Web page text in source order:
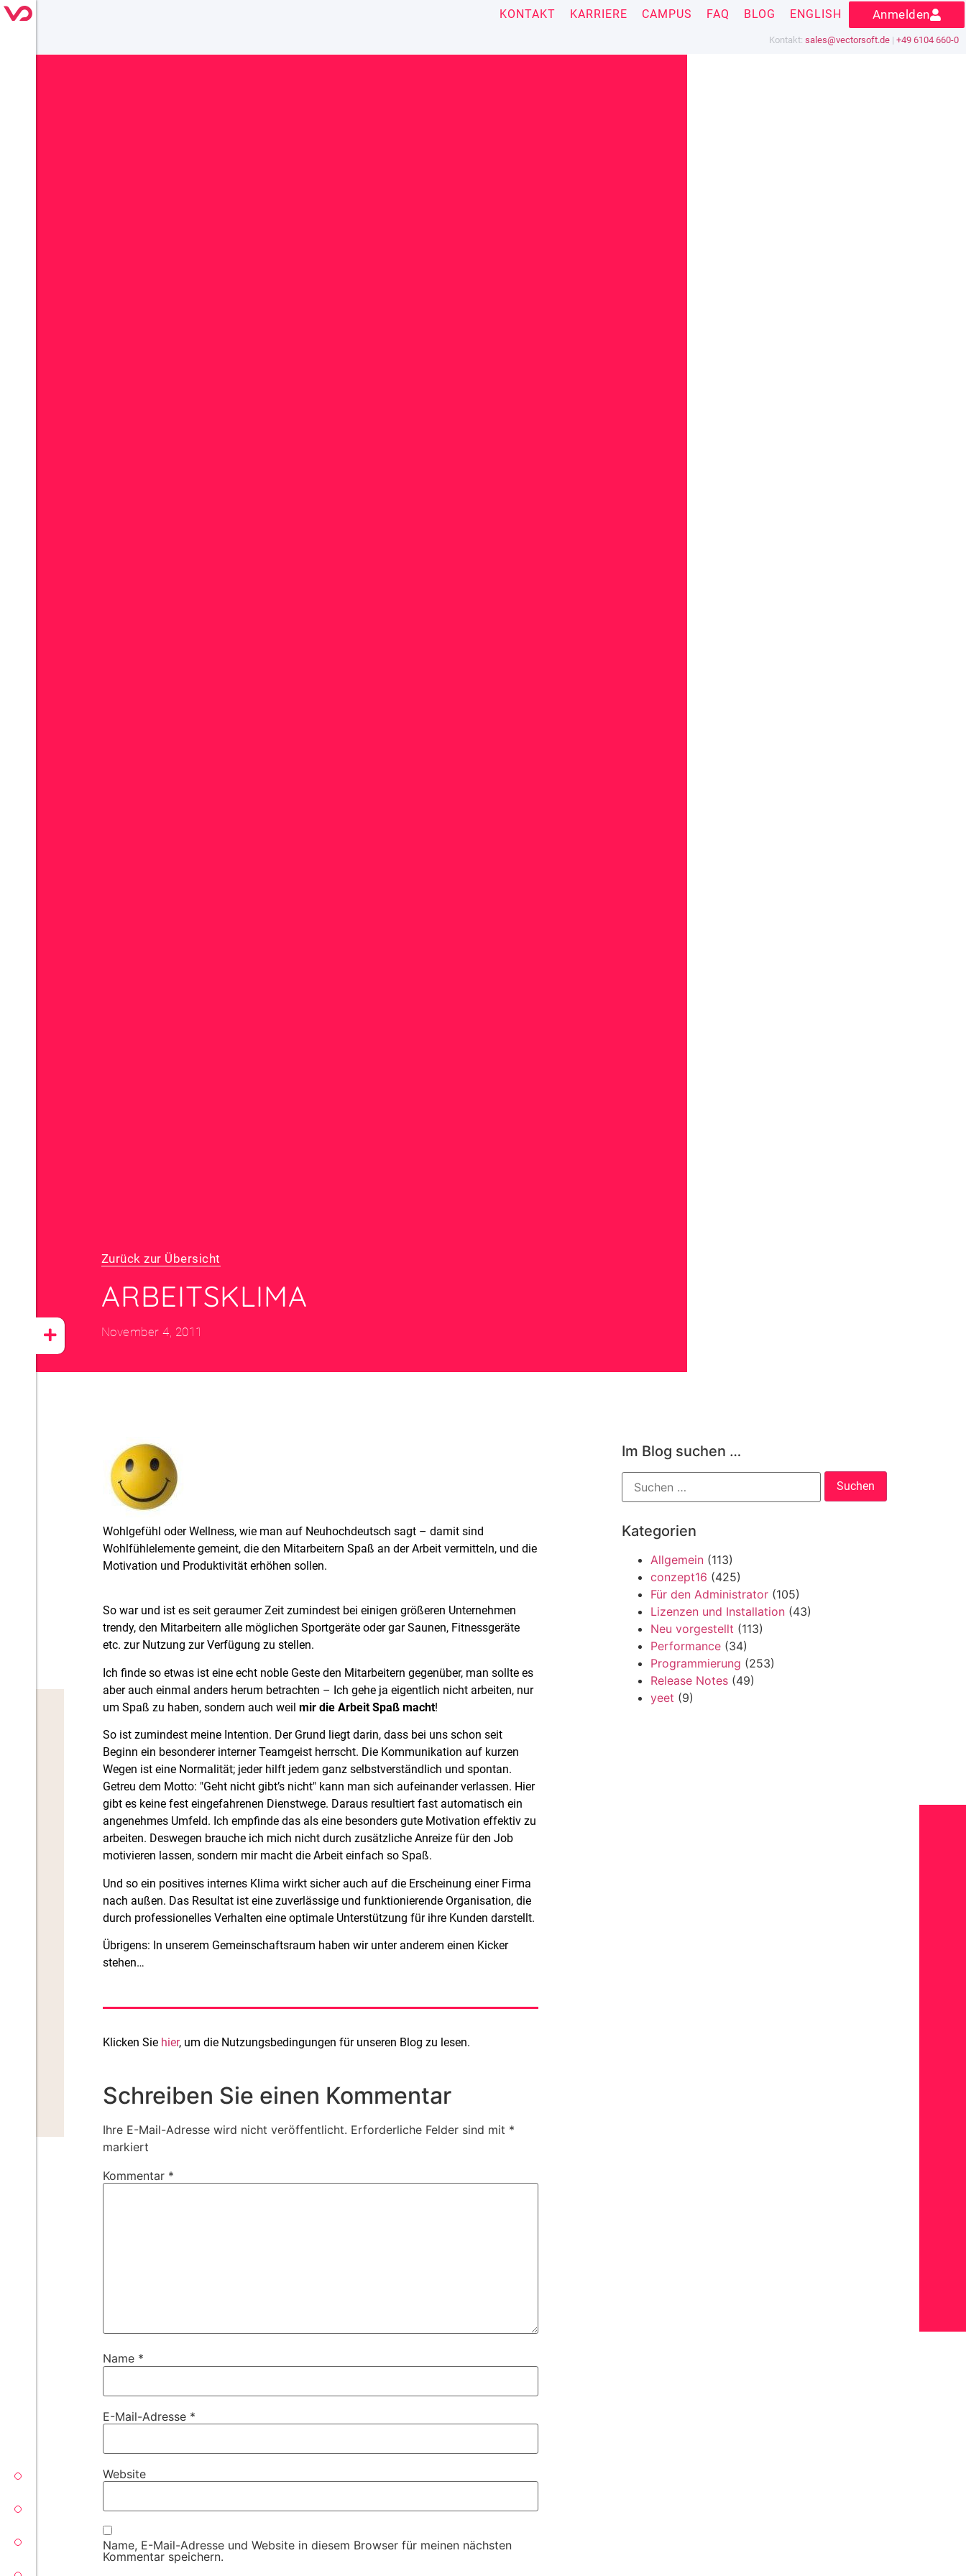
VECTORSOFT
CONZEPT 16
Kontakt: sales@vectorsoft.de | +49 6104 660-0
KONTAKT KARRIERE CAMPUS FAQ BLOG ENGLISH Anmelden
Zurück zur Übersicht
ARBEITSKLIMA
November 4, 2011
Wohlgefühl oder Wellness, wie man auf Neuhochdeutsch sagt – damit sind
Wohlfühlelemente gemeint, die den Mitarbeitern Spaß an der Arbeit vermitteln, und die
Motivation und Produktivität erhöhen sollen.
So war und ist es seit geraumer Zeit zumindest bei einigen größeren Unternehmen
trendy, den Mitarbeitern alle möglichen Sportgeräte oder gar Saunen, Fitnessgeräte
etc. zur Nutzung zur Verfügung zu stellen.
Ich finde so etwas ist eine echt noble Geste den Mitarbeitern gegenüber, man sollte es
aber auch einmal anders herum betrachten – Ich gehe ja eigentlich nicht arbeiten, nur
um Spaß zu haben, sondern auch weilmir die Arbeit Spaß macht!
So ist zumindest meine Intention. Der Grund liegt darin, dass bei uns schon seit
Beginn ein besonderer interner Teamgeist herrscht. Die Kommunikation auf kurzen
Wegen ist eine Normalität; jeder hilft jedem ganz selbstverständlich und spontan.
Getreu dem Motto: "Geht nicht gibt’s nicht" kann man sich aufeinander verlassen. Hier
gibt es keine fest eingefahrenen Dienstwege. Daraus resultiert fast automatisch ein
angenehmes Umfeld. Ich empfinde das als eine besonders gute Motivation effektiv zu
arbeiten. Deswegen brauche ich mich nicht durch zusätzliche Anreize für den Job
motivieren lassen, sondern mir macht die Arbeit einfach so Spaß.
Und so ein positives internes Klima wirkt sicher auch auf die Erscheinung einer Firma
nach außen. Das Resultat ist eine zuverlässige und funktionierende Organisation, die
durch professionelles Verhalten eine optimale Unterstützung für ihre Kunden darstellt.
Übrigens: In unserem Gemeinschaftsraum haben wir unter anderem einen Kicker
stehen…
Klicken Sie hier, um die Nutzungsbedingungen für unseren Blog zu lesen.
Schreiben Sie einen Kommentar
Ihre E-Mail-Adresse wird nicht veröffentlicht. Erforderliche Felder sind mit *
markiert
Kommentar *
Name *
E-Mail-Adresse *
Website
Name, E-Mail-Adresse und Website in diesem Browser für meinen nächsten
Kommentar speichern.
Im Blog suchen …
Kategorien
Allgemein (113)
conzept16 (425)
Für den Administrator (105)
Lizenzen und Installation (43)
Neu vorgestellt (113)
Performance (34)
Programmierung (253)
Release Notes (49)
yeet (9)